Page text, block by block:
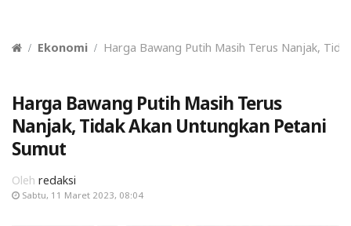
Ekonomi Harga Bawang Putih Masih Terus Nanjak,
Harga Bawang Putih Masih Terus
Nanjak, Tidak Akan Untungkan Petani
Sumut
Oleh redaksi
Sabtu, 11 Maret 2023, 08:04